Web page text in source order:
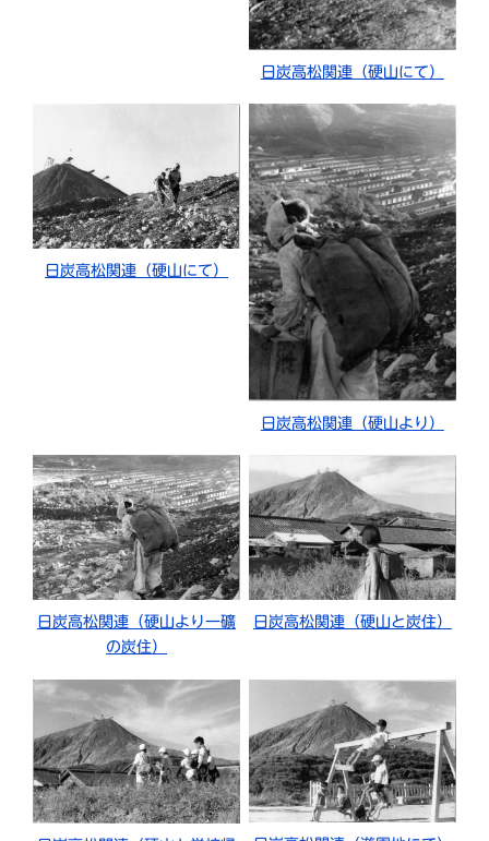
日炭高松関連（硬山にて）
日炭高松関連（硬山にて）
日炭高松関連（硬山より）
日炭高松関連（硬山より一礦
の炭住）
日炭高松関連（硬山と炭住）